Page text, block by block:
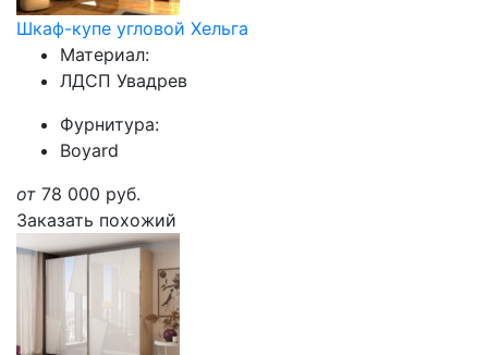
Шкаф-купе угловой Хельга
Материал:
ЛДСП Увадрев
Фурнитура:
Boyard
от 78 000 руб.
Заказать похожий